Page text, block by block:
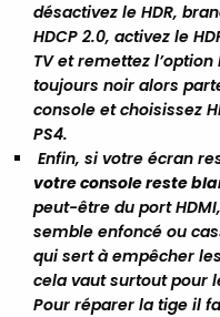
désactivez le HDR,
HDCP 2.0, activez le
TV et remettez l’option
toujours noir alors
console et choisissez
PS4.
Enfin, si votre écran
votre console reste
peut-être du port
semble enfoncé ou
qui sert à empêcher
cela vaut surtout pour
Pour réparer la tige il